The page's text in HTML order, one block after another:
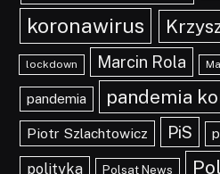
koronawirus
lockdown Marcin Rola
pandemia pandemia
Piotr Szlachtowicz PiS
polityka Polsat News